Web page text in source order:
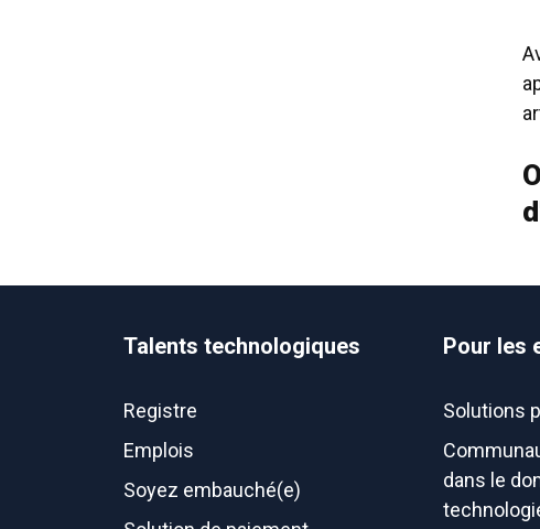
Talents technologiques
Registre
Emplois
Soyez embauché(e)
Pour les
Solutions
dans le